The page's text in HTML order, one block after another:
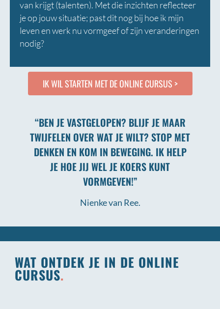
van krijgt (talenten). Met die inzichten reflecteer
je op jouw situatie; past dit nog bij hoe ik mijn
leven en werk nu vormgeef of zijn veranderingen
nodig?
IK WIL STARTEN MET DE ONLINE CURSUS >
“BEN JE VASTGELOPEN? BLIJF JE MAAR
TWIJFELEN OVER WAT JE WILT? STOP MET
DENKEN EN KOM IN BEWEGING. IK HELP
JE HOE JIJ WEL JE KOERS KUNT
VORMGEVEN!”
Nienke van Ree.
WAT ONTDEK JE IN DE ONLINE
CURSUS.